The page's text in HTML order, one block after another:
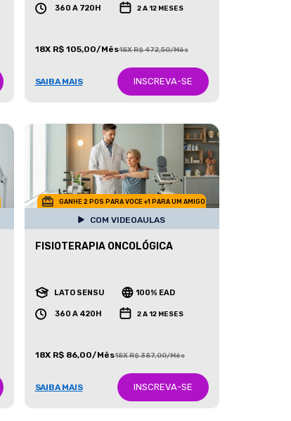
360 A 720H 2 A 12 MESES
18X R$ 105,00/Mês18X R$ 472,50/Mês
SAIBA MAIS INSCREVA-SE
GANHE 2 POS PARA VOCE +1 PARA UM AMIGO
COM VIDEOAULAS
FISIOTERAPIA ONCOLÓGICA
LATO SENSU 100% EAD
360 A 420H 2 A 12 MESES
18X R$ 86,00/Mês18X R$ 387,00/Mês
SAIBA MAIS INSCREVA-SE